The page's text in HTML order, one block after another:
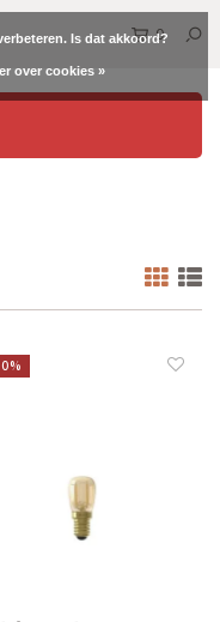
0
Is dat akkoord?
over cookies »